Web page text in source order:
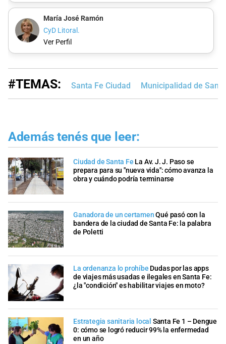
María José Ramón
CyD Litoral.
Ver Perfil
#TEMAS: Santa Fe Ciudad Municipalidad de
Además tenés que leer:
Ciudad de Santa Fe La Av. J. J. Paso se
prepara para su "nueva vida": cómo avanza la
obra y cuándo podría terminarse
Ganadora de un certamen Qué pasó con la
bandera de la ciudad de Santa Fe: la palabra
de Poletti
La ordenanza lo prohíbe Dudas por las apps
de viajes más usadas e ilegales en Santa Fe:
¿la "condición" es habilitar viajes en moto?
Estrategia sanitaria local Santa Fe 1 – Dengue
0: cómo se logró reducir 99% la enfermedad
en un año